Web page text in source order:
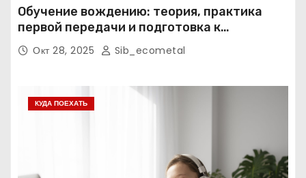
Обучение вождению: теория, практика
первой передачи и подготовка к
экзаменам
Окт 28, 2025 Sib_ecometal
КУДА ПОЕХАТЬ